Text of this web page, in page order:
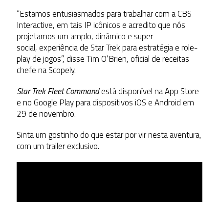
“Estamos entusiasmados para trabalhar com a CBS
Interactive, em tais IP icônicos e acredito que nós
projetamos um amplo, dinâmico e super
social, experiência de Star Trek para estratégia e role-
play de jogos”, disse Tim O’Brien, oficial de receitas
chefe na Scopely.
Star Trek Fleet Commandestá disponível na App Store
e no Google Play para dispositivos iOS e Android em
29 de novembro.
Sinta um gostinho do que estar por vir nesta aventura,
com um trailer exclusivo.